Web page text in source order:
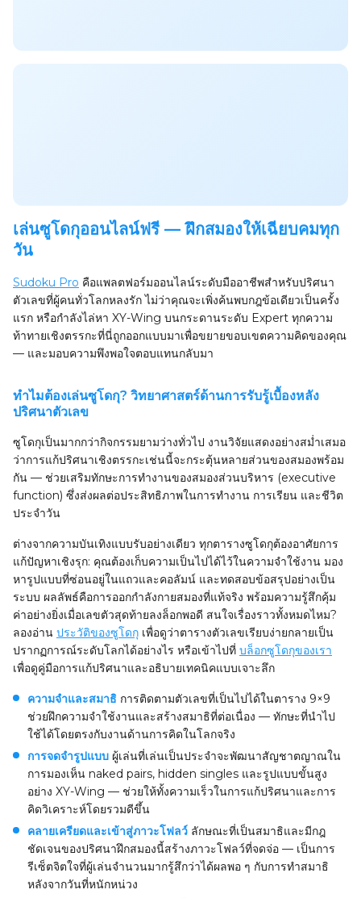
เล่นซูโดกุออนไลน์ฟรี — ฝึกสมองให้เฉียบคมทุก
วัน
Sudoku Pro คือแพลตฟอร์มออนไลน์ระดับมืออาชีพสำหรับปริศนา
ตัวเลขที่ผู้คนทั่วโลกหลงรัก ไม่ว่าคุณจะเพิ่งค้นพบกฎข้อเดียวเป็นครั้ง
แรก หรือกำลังไล่หา XY-Wing บนกระดานระดับ Expert ทุกความ
ท้าทายเชิงตรรกะที่นี่ถูกออกแบบมาเพื่อขยายขอบเขตความคิดของคุณ
— และมอบความพึงพอใจตอบแทนกลับมา
ทำไมต้องเล่นซูโดกุ? วิทยาศาสตร์ด้านการรับรู้เบื้องหลัง
ปริศนาตัวเลข
ซูโดกุเป็นมากกว่ากิจกรรมยามว่างทั่วไป งานวิจัยแสดงอย่างสม่ำเสมอ
ว่าการแก้ปริศนาเชิงตรรกะเช่นนี้จะกระตุ้นหลายส่วนของสมองพร้อม
กัน — ช่วยเสริมทักษะการทำงานของสมองส่วนบริหาร (executive
function) ซึ่งส่งผลต่อประสิทธิภาพในการทำงาน การเรียน และชีวิต
ประจำวัน
ต่างจากความบันเทิงแบบรับอย่างเดียว ทุกตารางซูโดกุต้องอาศัยการ
แก้ปัญหาเชิงรุก: คุณต้องเก็บความเป็นไปได้ไว้ในความจำใช้งาน มอง
หารูปแบบที่ซ่อนอยู่ในแถวและคอลัมน์ และทดสอบข้อสรุปอย่างเป็น
ระบบ ผลลัพธ์คือการออกกำลังกายสมองที่แท้จริง พร้อมความรู้สึกคุ้ม
ค่าอย่างยิ่งเมื่อเลขตัวสุดท้ายลงล็อกพอดี สนใจเรื่องราวทั้งหมดไหม?
ลองอ่าน ประวัติของซูโดกุ เพื่อดูว่าตารางตัวเลขเรียบง่ายกลายเป็น
ปรากฏการณ์ระดับโลกได้อย่างไร หรือเข้าไปที่ บล็อกซูโดกุของเรา
เพื่อดูคู่มือการแก้ปริศนาและอธิบายเทคนิคแบบเจาะลึก
ความจำและสมาธิ การติดตามตัวเลขที่เป็นไปได้ในตาราง 9×9
ช่วยฝึกความจำใช้งานและสร้างสมาธิที่ต่อเนื่อง — ทักษะที่นำไป
ใช้ได้โดยตรงกับงานด้านการคิดในโลกจริง
การจดจำรูปแบบ ผู้เล่นที่เล่นเป็นประจำจะพัฒนาสัญชาตญาณใน
การมองเห็น naked pairs, hidden singles และรูปแบบขั้นสูง
อย่าง XY-Wing — ช่วยให้ทั้งความเร็วในการแก้ปริศนาและการ
คิดวิเคราะห์โดยรวมดีขึ้น
คลายเครียดและเข้าสู่ภาวะโฟลว์ ลักษณะที่เป็นสมาธิและมีกฎ
ชัดเจนของปริศนาฝึกสมองนี้สร้างภาวะโฟลว์ที่จดจ่อ — เป็นการ
รีเซ็ตจิตใจที่ผู้เล่นจำนวนมากรู้สึกว่าได้ผลพอ ๆ กับการทำสมาธิ
หลังจากวันที่หนักหน่วง